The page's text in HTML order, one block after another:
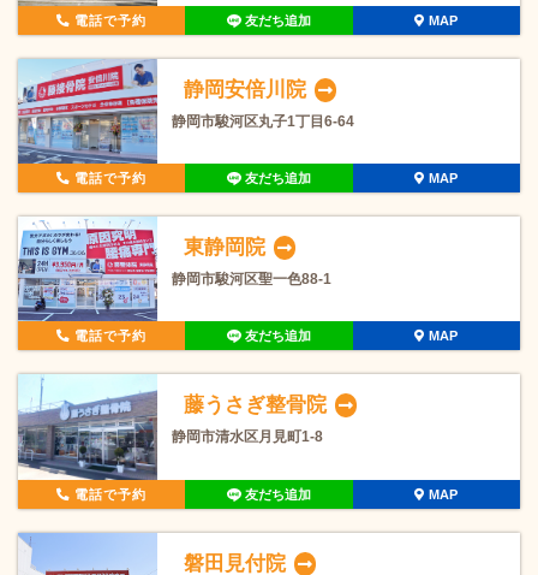
電話で予約 友だち追加 MAP
静岡安倍川院
静岡市駿河区丸子1丁目6-64
電話で予約 友だち追加 MAP
東静岡院
静岡市駿河区聖一色88-1
電話で予約 友だち追加 MAP
藤うさぎ整骨院
静岡市清水区月見町1-8
電話で予約 友だち追加 MAP
磐田見付院